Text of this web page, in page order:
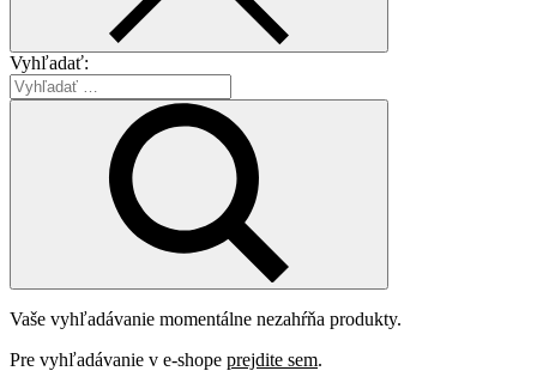
Vyhľadať:
Vaše vyhľadávanie momentálne nezahŕňa produkty.
Pre vyhľadávanie v e-shope prejdite sem.